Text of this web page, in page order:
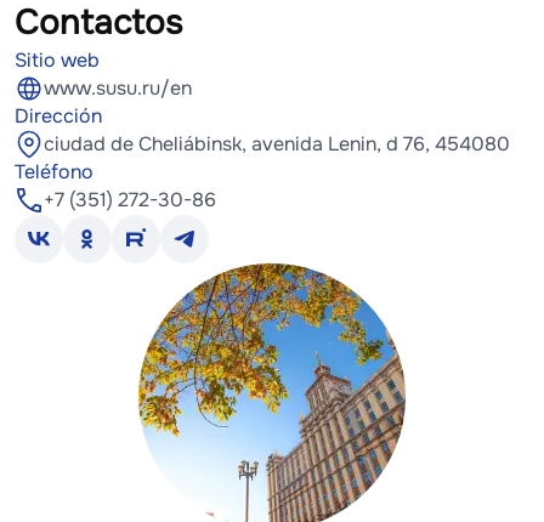
Contactos
Sitio web
www.susu.ru/en
Dirección
ciudad de Cheliábinsk, avenida Lenin, d 76, 454080
Teléfono
+7 (351) 272-30-86